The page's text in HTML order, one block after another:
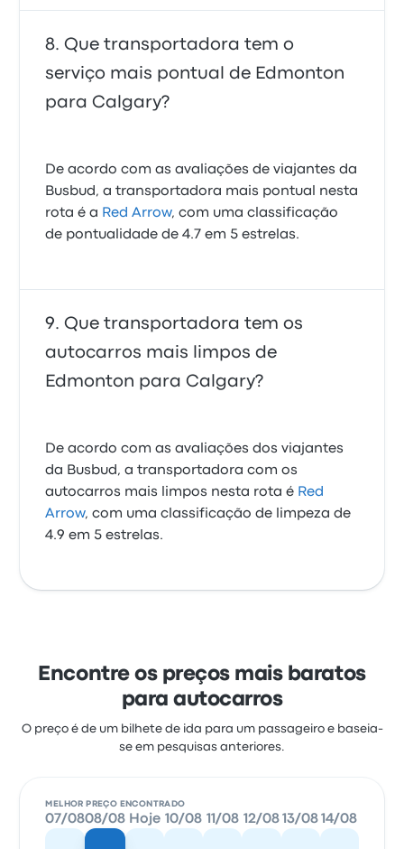
Que transportadora tem o
serviço mais pontual de Edmonton
para Calgary?
De acordo com as avaliações de viajantes da
Busbud, a transportadora mais pontual nesta
rota é a Red Arrow, com uma classificação
de pontualidade de 4.7 em 5 estrelas.
Que transportadora tem os
autocarros mais limpos de
Edmonton para Calgary?
De acordo com as avaliações dos viajantes
da Busbud, a transportadora com os
autocarros mais limpos nesta rota é Red
Arrow, com uma classificação de limpeza de
4.9 em 5 estrelas.
Encontre os preços mais baratos
para autocarros
O preço é de um bilhete de ida para um passageiro e baseia-
se em pesquisas anteriores.
MELHOR PREÇO ENCONTRADO
07/0808/08 Hoje 10/08 11/08 12/08 13/08 14/08